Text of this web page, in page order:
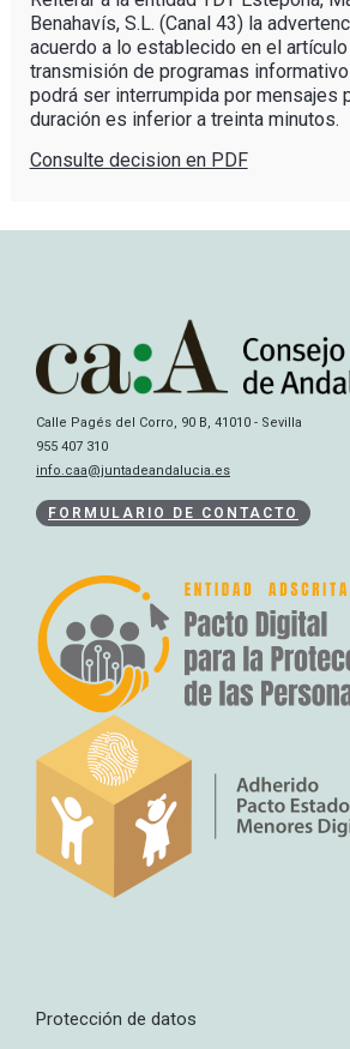
Benahavís, S.L. (Canal 43) la
acuerdo a lo establecido en el artículo
transmisión de programas
podrá ser interrumpida por mensajes
duración es inferior a treinta minutos.
Consulte decision en PDF
Calle Pagés del Corro, 90 B, 41010 - Sevilla
955 407 310
info.caa@juntadeandalucia.es
FORMULARIO DE CONTACTO
Protección de datos